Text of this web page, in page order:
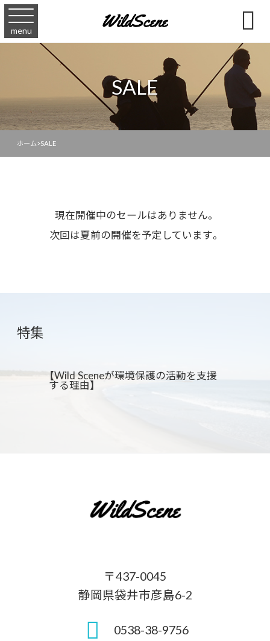
menu 
SALE
ホーム>SALE
現在開催中のセールはありません。
次回は夏前の開催を予定しています。
特集
【Wild Sceneが環境保護の活動を支援
する理由】
〒437-0045
静岡県袋井市彦島6-2
0538-38-9756